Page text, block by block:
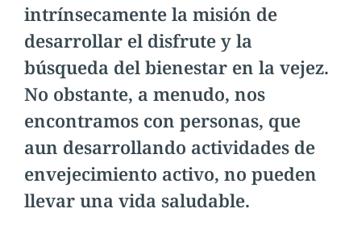
intrínsecamente la misión de
desarrollar el disfrute y la
búsqueda del bienestar en la vejez.
No obstante, a menudo, nos
encontramos con personas, que
aun desarrollando actividades de
envejecimiento activo, no pueden
llevar una vida saludable.